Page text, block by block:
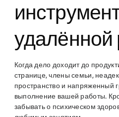
удалённой
Когда дело доходит до
странице, члены семьи,
пространство и напряженный
выполнение вашей работы.
забывать о психическом